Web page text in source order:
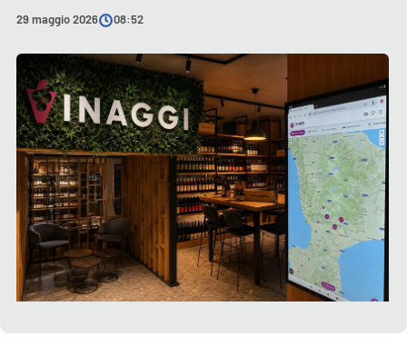
ITALIA MONDO
SANITÀ
SPORT
CULTURA
AMBIENTE
Streaming
LAC TV
LAC NETWORK
LAC ONAIR
29 maggio 2026 08:52